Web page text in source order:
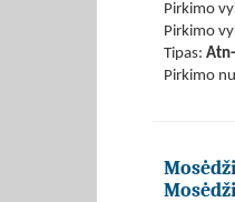
Pirkimo
Pirkimo
Tipas:
Pirkimo